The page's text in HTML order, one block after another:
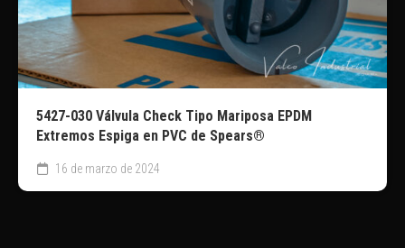
5427-030 Válvula Check Tipo Mariposa EPDM
Extremos Espiga en PVC de Spears®
16 de marzo de 2024